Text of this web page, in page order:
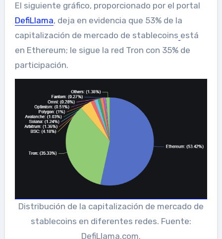
El siguiente gráfico, proporcionado por el portal
DefiLlama, deja en evidencia que 53% de la
capitalización de mercado de stablecoins está
en Ethereum; le sigue la red Tron con 35% de
participación.
Distribución de la capitalización de mercado de
stablecoins en diferentes redes. Fuente:
DefiLlama.com.